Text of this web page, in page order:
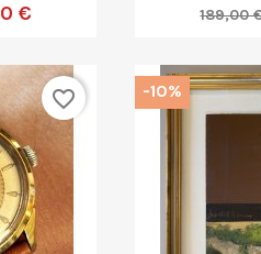
€
189,00
favorite_border -10%